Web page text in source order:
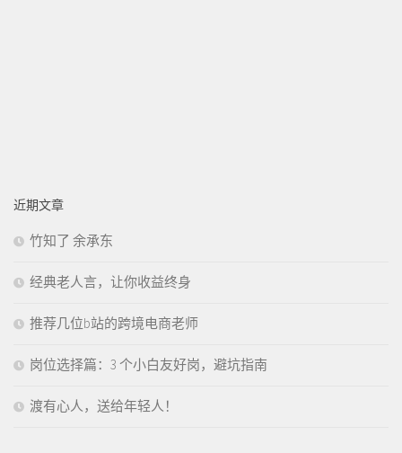
近期文章
竹知了 余承东
经典老人言，让你收益终身
推荐几位b站的跨境电商老师
岗位选择篇：3 个小白友好岗，避坑指南
渡有心人，送给年轻人！